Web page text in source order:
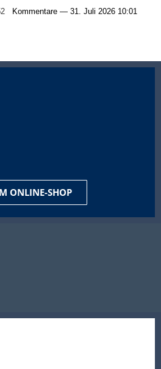
Kommentare — 31. Juli 2026 10:01
ONLINE-SHOP